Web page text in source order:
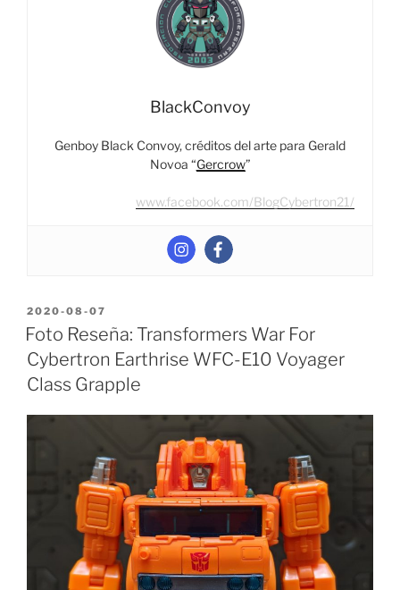
¿ES
QUE
MERECEMOS?
RESEÑA
FULL
SPOILERS”
BlackConvoy
Genboy Black Convoy, créditos del arte para Gerald
Novoa “Gercrow”
www.facebook.com/BlogCybertron21/
POSTED
ON
2020-08-07
Foto Reseña: Transformers War For
Cybertron Earthrise WFC-E10 Voyager
Class Grapple